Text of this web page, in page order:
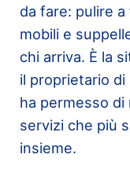
da fare: pulire
mobili e
chi arriva. È la
il proprietario di
ha permesso
servizi che più
insieme.